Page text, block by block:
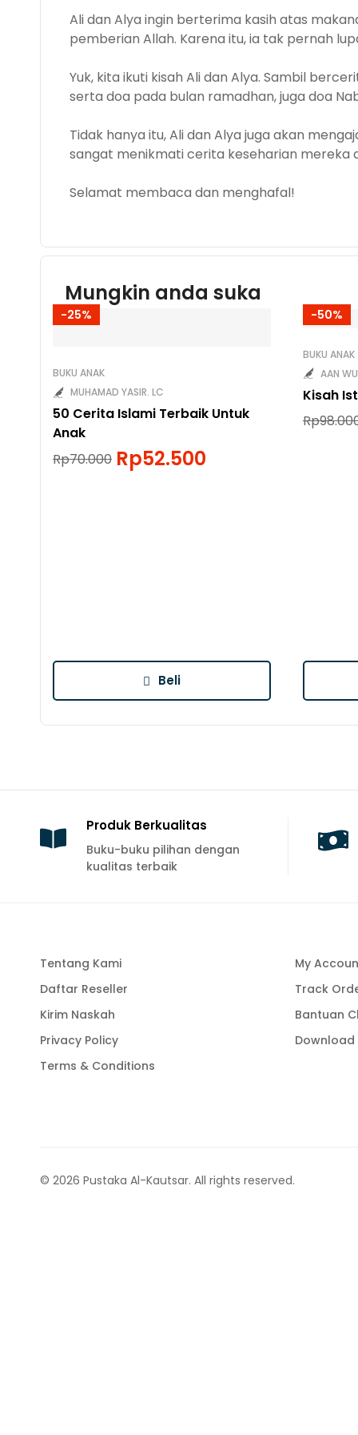
Ali dan Alya ingin berterima kasih atas
pemberian Allah. Karena itu, ia tak pernah
Yuk, kita ikuti kisah Ali dan Alya. Sambil
serta doa pada bulan ramadhan, juga doa
Tidak hanya itu, Ali dan Alya juga akan
sangat menikmati cerita keseharian mereka
Selamat membaca dan menghafal!
Mungkin anda suka
-25%
BUKU ANAK
MUHAMAD YASIR. LC
50 Cerita Islami Terbaik Untuk
Anak
Rp70.000 Rp52.500
Beli
-50%
BUKU ANAK
AAN
Kisah
Rp
Produk Berkualitas
Buku-buku pilihan dengan
kualitas terbaik
Tentang Kami
Daftar Reseller
Kirim Naskah
Privacy Policy
Terms & Conditions
My
Track
Bantuan
Download
© 2026 Pustaka Al-Kautsar. All rights reserved.